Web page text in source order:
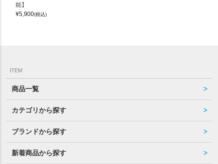
能】
¥5,900(税込)
ITEM
商品一覧
カテゴリから探す
ブランドから探す
新着商品から探す